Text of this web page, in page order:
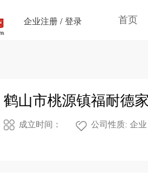
企业注册 / 登录 首页
鹤山市桃源镇福耐德
成立时间： 公司性质: 企业